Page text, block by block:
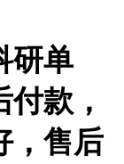
研单
款，
，售后